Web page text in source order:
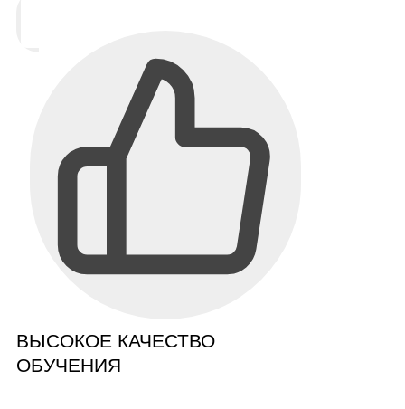
ВЫСОКОЕ КАЧЕСТВО
ОБУЧЕНИЯ